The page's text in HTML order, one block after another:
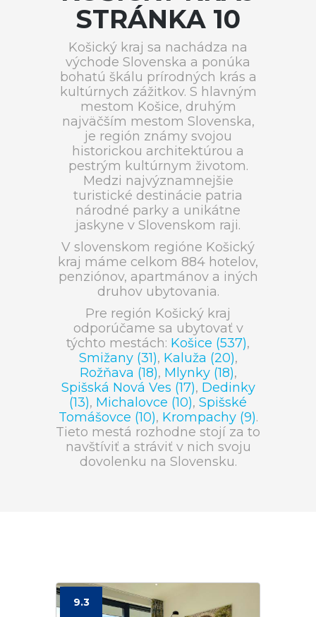
STRÁNKA 10
Košický kraj sa nachádza na
východe Slovenska a ponúka
bohatú škálu prírodných krás a
kultúrnych zážitkov. S hlavným
mestom Košice, druhým
najväčším mestom Slovenska,
je región známy svojou
historickou architektúrou a
pestrým kultúrnym životom.
Medzi najvýznamnejšie
turistické destinácie patria
národné parky a unikátne
jaskyne v Slovenskom raji.
V slovenskom regióne Košický
kraj máme celkom 884 hotelov,
penziónov, apartmánov a iných
druhov ubytovania.
Pre región Košický kraj
odporúčame sa ubytovať v
týchto mestách: Košice (537),
Smižany (31), Kaluža (20),
Rožňava (18), Mlynky (18),
Spišská Nová Ves (17), Dedinky
(13), Michalovce (10), Spišské
Tomášovce (10), Krompachy (9).
Tieto mestá rozhodne stojí za to
navštíviť a stráviť v nich svoju
dovolenku na Slovensku.
9.3